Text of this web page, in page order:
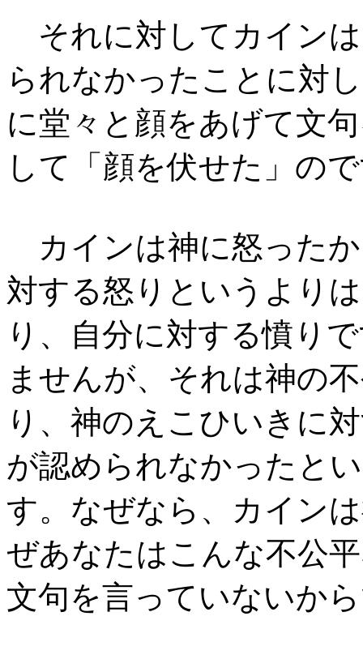
それに対してカイン
られなかったことに対
に堂々と顔をあげて文
して「顔を伏せた」の
カインは神に怒った
対する怒りというより
り、自分に対する憤り
ませんが、それは神の
り、神のえこひいきに
が認められなかったと
す。なぜなら、カイン
ぜあなたはこんな不公
文句を言っていないか